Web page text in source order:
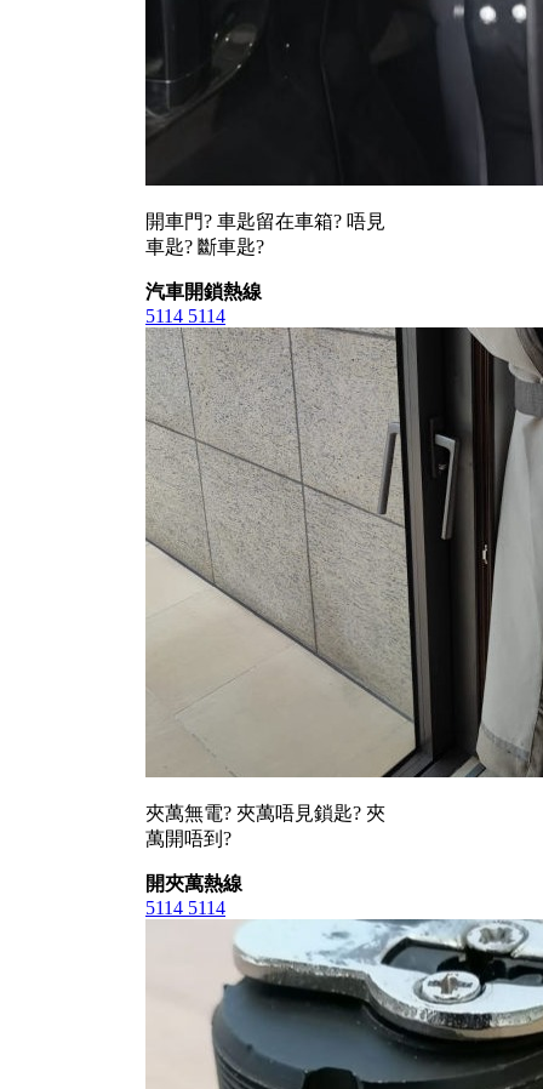
開車門? 車匙留在車箱? 唔見
車匙? 斷車匙?
汽車開鎖熱線
5114 5114
夾萬無電? 夾萬唔見鎖匙? 夾
萬開唔到?
開夾萬熱線
5114 5114